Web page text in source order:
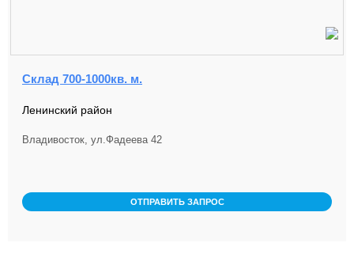
Склад 700-1000кв. м.
Ленинский район
Владивосток, ул.Фадеева 42
ОТПРАВИТЬ ЗАПРОС